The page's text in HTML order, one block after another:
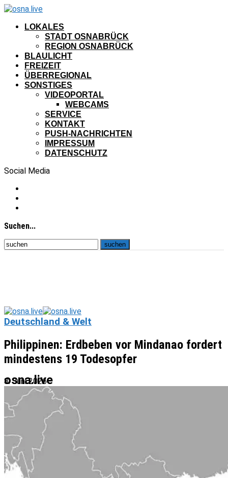
LOKALES
STADT OSNABRÜCK
REGION OSNABRÜCK
BLAULICHT
FREIZEIT
ÜBERREGIONAL
SONSTIGES
VIDEOPORTAL
WEBCAMS
SERVICE
KONTAKT
PUSH-NACHRICHTEN
IMPRESSUM
DATENSCHUTZ
Social Media
Suchen...
osna.live
Deutschland & Welt
Philippinen: Erdbeben vor Mindanao fordert
mindestens 19 Todesopfer
8. Juni 2026